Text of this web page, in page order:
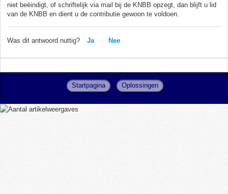
niet beëindigt, of schriftelijk via mail bij de KNBB opzegt, dan blijft u lid
van de KNBB en dient u de contributie gewoon te voldoen.
Was dit antwoord nuttig? Ja Nee
Startpagina Oplossingen